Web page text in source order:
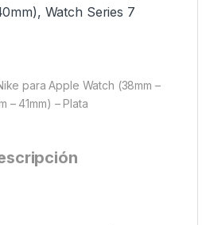
Watch Series 7
para Apple Watch (38mm –
– 41mm) – Plata